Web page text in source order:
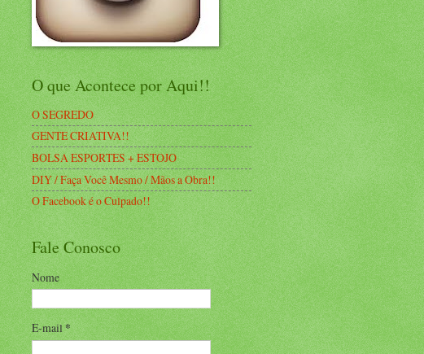
O que Acontece por Aqui!!
O SEGREDO
GENTE CRIATIVA!!
BOLSA ESPORTES + ESTOJO
DIY / Faça Você Mesmo / Mãos a Obra!!
O Facebook é o Culpado!!
Fale Conosco
Nome
E-mail*